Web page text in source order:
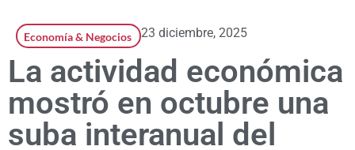
Economía & Negocios 23 diciembre, 2025
La actividad económica
mostró en octubre una
suba interanual del